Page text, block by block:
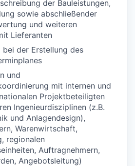
der Bauleistungen,
sowie abschließender
und weiteren
Lieferanten
der Erstellung des
und
mit internen und
Projektbeteiligten
Ingenieurdisziplinen (z.B.
und Anlagendesign),
Warenwirtschaft,
regionalen
Auftragnehmern,
Angebotsleitung)